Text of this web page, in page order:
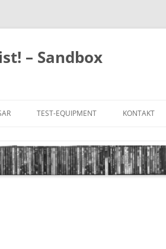
– Sandbox
TON
TEST-EQUIPMENT KONTAKT
IMPRESSUM